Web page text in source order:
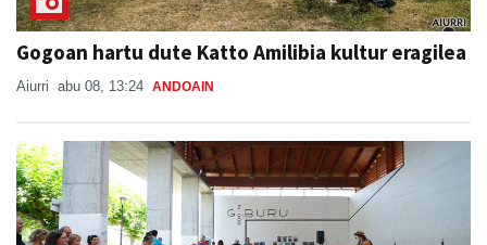
Gogoan hartu dute Katto Amilibia kultur eragilea
Aiurri abu 08, 13:24 ANDOAIN